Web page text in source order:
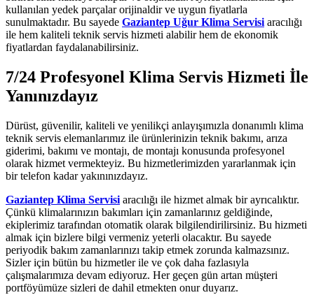
kullanılan yedek parçalar orijinaldir ve uygun fiyatlarla
sunulmaktadır. Bu sayede Gaziantep Uğur Klima Servisi aracılığı
ile hem kaliteli teknik servis hizmeti alabilir hem de ekonomik
fiyatlardan faydalanabilirsiniz.
7/24 Profesyonel Klima Servis Hizmeti İle
Yanınızdayız
Dürüst, güvenilir, kaliteli ve yenilikçi anlayışımızla donanımlı klima
teknik servis elemanlarımız ile ürünlerinizin teknik bakımı, arıza
giderimi, bakımı ve montajı, de montajı konusunda profesyonel
olarak hizmet vermekteyiz. Bu hizmetlerimizden yararlanmak için
bir telefon kadar yakınınızdayız.
Gaziantep Klima Servisi aracılığı ile hizmet almak bir ayrıcalıktır.
Çünkü klimalarınızın bakımları için zamanlarınız geldiğinde,
ekiplerimiz tarafından otomatik olarak bilgilendirilirsiniz. Bu hizmeti
almak için bizlere bilgi vermeniz yeterli olacaktır. Bu sayede
periyodik bakım zamanlarınızı takip etmek zorunda kalmazsınız.
Sizler için bütün bu hizmetler ile ve çok daha fazlasıyla
çalışmalarımıza devam ediyoruz. Her geçen gün artan müşteri
portföyümüze sizleri de dahil etmekten onur duyarız.